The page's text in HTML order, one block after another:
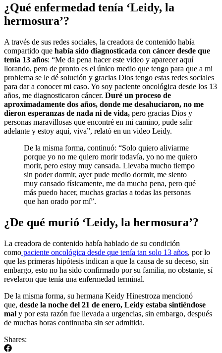
¿Qué enfermedad tenía ‘Leidy, la
hermosura’?
A través de sus redes sociales, la creadora de contenido había
compartido que había sido diagnosticada con cáncer desde que
tenía 13 años: “Me da pena hacer este video y aparecer aquí
llorando, pero de pronto es el único medio que tengo para que a mi
problema se le dé solución y gracias Dios tengo estas redes sociales
para dar a conocer mi caso. Yo soy paciente oncológica desde los 13
años, me diagnosticaron cáncer. Duré un proceso de
aproximadamente dos años, donde me desahuciaron, no me
dieron esperanzas de nada ni de vida, pero gracias Dios y
personas maravillosas que encontré en mi camino, pude salir
adelante y estoy aquí, viva”, relató en un video Leidy.
De la misma forma, continuó: “Solo quiero aliviarme
porque yo no me quiero morir todavía, yo no me quiero
morir, pero estoy muy cansada. Llevaba mucho tiempo
sin poder dormir, ayer pude medio dormir, me siento
muy cansado físicamente, me da mucha pena, pero qué
más puedo hacer, muchas gracias a todas las personas
que han orado por mí”.
¿De qué murió ‘Leidy, la hermosura’?
La creadora de contenido había hablado de su condición
como paciente oncológica desde que tenía tan solo 13 años, por lo
que las primeras hipótesis indican a que la causa de su deceso, sin
embargo, esto no ha sido confirmado por su familia, no obstante, sí
revelaron que tenía una enfermedad terminal.
De la misma forma, su hermana Keidy Hinestroza mencionó
que, desde la noche del 21 de enero, Leidy estaba sintiéndose
mal y por esta razón fue llevada a urgencias, sin embargo, después
de muchas horas continuaba sin ser admitida.
Shares: